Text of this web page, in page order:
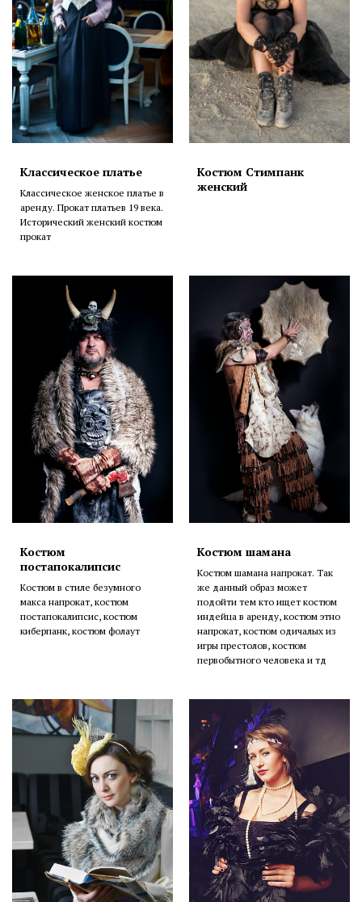
Классическое платье
Классическое женское платье в
аренду. Прокат платьев 19 века.
Исторический женский костюм
прокат
Костюм Стимпанк
женский
Костюм
постапокалипсис
Костюм в стиле безумного
макса напрокат, костюм
постапокалипсис, костюм
киберпанк, костюм фолаут
Костюм шамана
Костюм шамана напрокат. Так
же данный образ может
подойти тем кто ищет костюм
индейца в аренду, костюм этно
напрокат, костюм одичалых из
игры престолов, костюм
первобытного человека и тд